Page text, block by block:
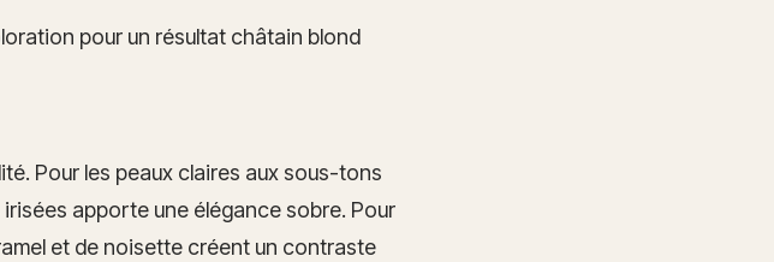
pour un résultat châtain blond
Pour les peaux claires aux sous-tons
apporte une élégance sobre. Pour
et de noisette créent un contraste